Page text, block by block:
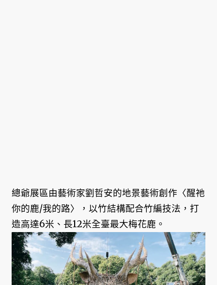
總爺展區由藝術家劉哲安的地景藝術創作〈醒祂
你的鹿/我的路〉，以竹結構配合竹編技法，打
造高達6米、長12米全臺最大梅花鹿。